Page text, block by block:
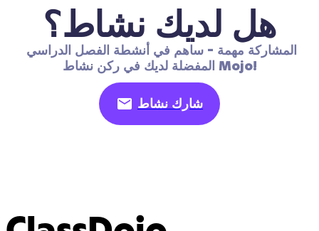
هل لديك نشاط؟
المفضلة لديك في ركن نشاط Mojo!
شارك نشاط